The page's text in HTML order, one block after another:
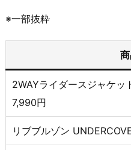
※一部抜粋
2WAYライダースジャケッ
7,990円
リブブルゾン